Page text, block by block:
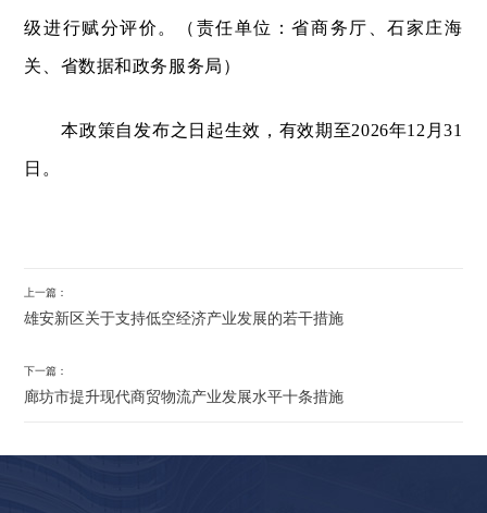
级进行赋分评价。（责任单位：省商务厅、石家庄海
关、省数据和政务服务局）
本政策自发布之日起生效，有效期至2026年12月31
日。
上一篇：
雄安新区关于支持低空经济产业发展的若干措施
下一篇：
廊坊市提升现代商贸物流产业发展水平十条措施